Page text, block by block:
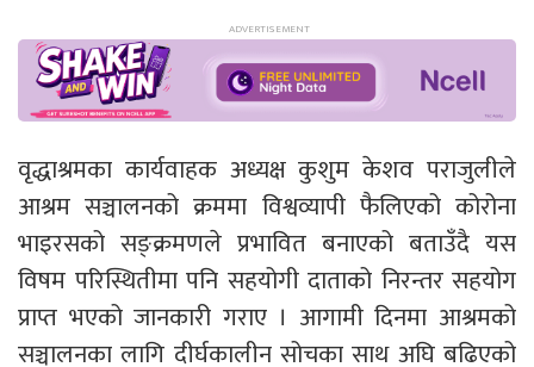
वृद्धाश्रमका कार्यवाहक अध्यक्ष कुशुम केशव पराजुलीले
आश्रम सञ्चालनको क्रममा विश्वव्यापी फैलिएको कोरोना
भाइरसको सङ्क्रमणले प्रभावित बनाएको बताउँदै यस
विषम परिस्थितीमा पनि सहयोगी दाताको निरन्तर सहयोग
प्राप्त भएको जानकारी गराए । आगामी दिनमा आश्रमको
सञ्चालनका लागि दीर्घकालीन सोचका साथ अघि बढिएको